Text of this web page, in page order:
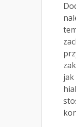
jak